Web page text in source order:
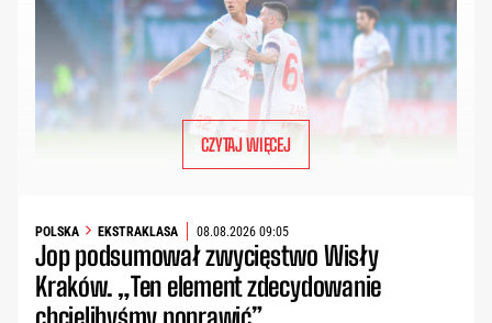
CZYTAJ WIĘCEJ
POLSKA EKSTRAKLASA 08.08.2026 09:05
Jop podsumował zwycięstwo Wisły
Kraków. „Ten element zdecydowanie